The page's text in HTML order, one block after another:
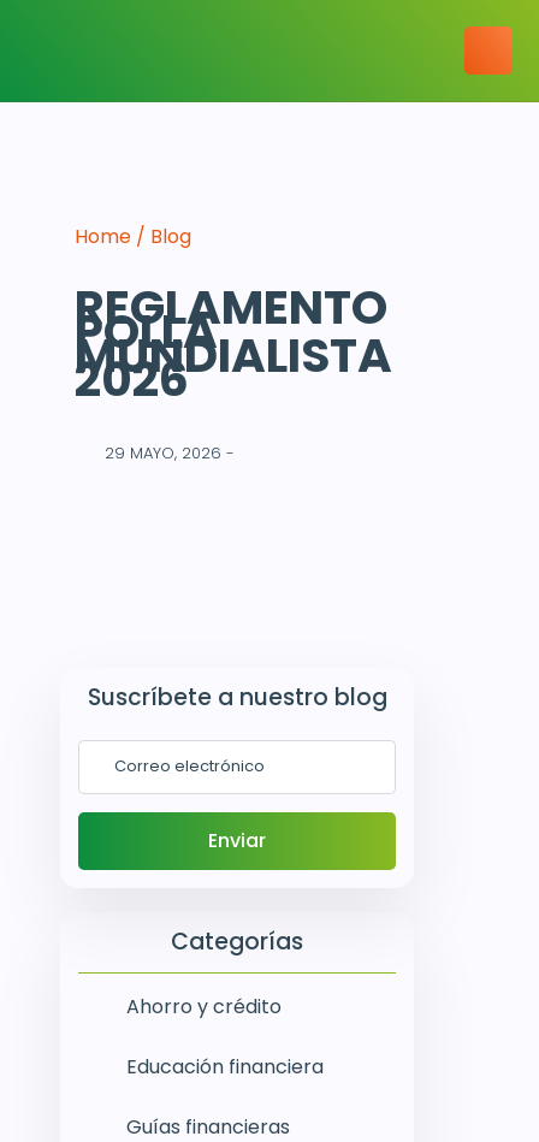
Home / Blog
REGLAMENTO
POLLA
MUNDIALISTA
2026
29 MAYO, 2026 -
Suscríbete a nuestro blog
Categorías
Ahorro y crédito
Educación financiera
Guías financieras